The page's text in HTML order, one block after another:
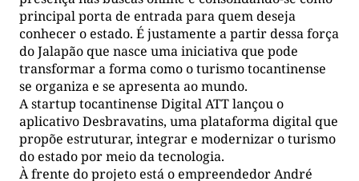
principal porta de entrada para quem deseja
conhecer o estado. É justamente a partir dessa força
do Jalapão que nasce uma iniciativa que pode
transformar a forma como o turismo tocantinense
se organiza e se apresenta ao mundo.
A startup tocantinense Digital ATT lançou o
aplicativo Desbravatins, uma plataforma digital que
propõe estruturar, integrar e modernizar o turismo
do estado por meio da tecnologia.
À frente do projeto está o empreendedor André